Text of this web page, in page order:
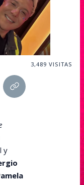
3,489 VISITAS
y